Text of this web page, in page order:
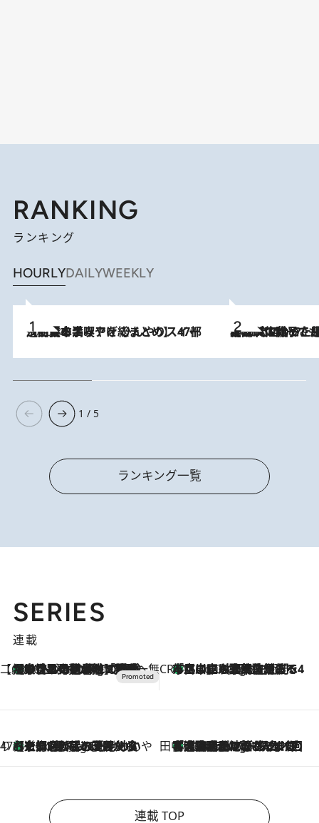
RANKING
ランキング
HOURLYDAILYWEEKLY
2026.8.5
【西日本エリアを総まとめ】 47都道府県の手みやげ ひんやりスイーツで夏を満喫 2026.8.5
【阿川佐和子さんの年とる力】なぜ70代で始めた趣味は“こんなに楽しい”のか？ ピアノ、俳句…スランプに陥っても続けられる“ある秘訣”とは
1 / 5
ランキング一覧
SERIES
連載
【CREA×星野リゾート】唯一無二。癒しと発見が待つ場所へ
16 Minutes Ago
【トンボの足水浴】ヒノキの香りに包まれて涼感マックス！約13℃の湧水かけ流しを避暑地「星野温泉 トンボの湯」で体験 CREA'S CHOICE
2 Hours Ago
「立川にも歌舞伎があるんだよ」 片岡仁左衛門・市川中車ら豪華座組みで4年目の立川立飛歌舞伎へ
47都道府県の手みやげ ひんやりスイーツで夏を満喫
2 Hours Ago
【京都府】この夏絶対食べたい 冷やしておいしいおやつ3選 ひと口目から心を掴む新緑のテリーヌ 田中稲の勝手に再ブーム
7 Hours Ago
「湘南乃風に憧れて」観客大盛上がりの“タオル回し”に、ラッパー顔負けの高速歌唱まで…さだまさし（74）のアグレッシブすぎる現在地
連載 TOP